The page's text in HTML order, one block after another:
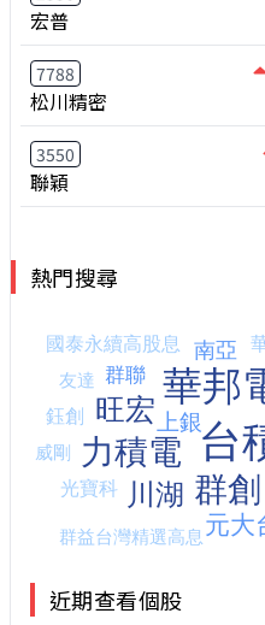
宏普
7788
松川精密
3550
聯穎
熱門搜尋
近期查看個股